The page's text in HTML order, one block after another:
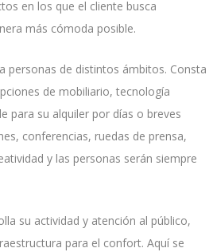
en los que el cliente busca
más cómoda posible.
personas de distintos ámbitos. Consta
de mobiliario, tecnología
para su alquiler por días o breves
conferencias, ruedas de prensa,
y las personas serán siempre
su actividad y atención al público,
para el confort. Aquí se